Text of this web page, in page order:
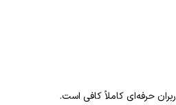
حرفه‌ای کاملاً کافی است.